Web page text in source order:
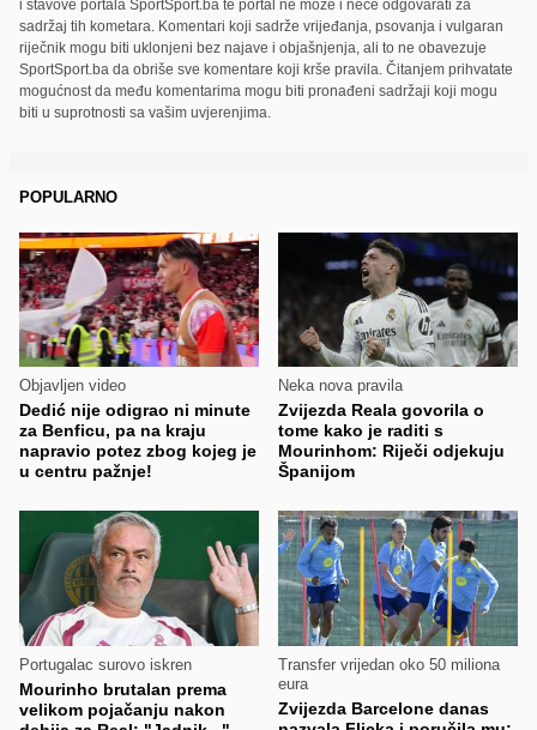
i stavove portala SportSport.ba te portal ne može i neće odgovarati za
sadržaj tih kometara. Komentari koji sadrže vrijeđanja, psovanja i vulgaran
riječnik mogu biti uklonjeni bez najave i objašnjenja, ali to ne obavezuje
SportSport.ba da obriše sve komentare koji krše pravila. Čitanjem prihvatate
mogućnost da među komentarima mogu biti pronađeni sadržaji koji mogu
biti u suprotnosti sa vašim uvjerenjima.
POPULARNO
Objavljen video
Dedić nije odigrao ni minute
za Benficu, pa na kraju
napravio potez zbog kojeg je
u centru pažnje!
Neka nova pravila
Zvijezda Reala govorila o
tome kako je raditi s
Mourinhom: Riječi odjekuju
Španijom
Portugalac surovo iskren
Mourinho brutalan prema
velikom pojačanju nakon
Transfer vrijedan oko 50 miliona
eura
Zvijezda Barcelone danas